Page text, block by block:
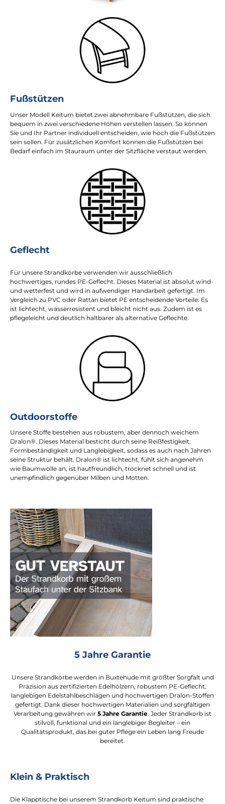
Fußstützen
Unser Modell Keitum bietet zwei abnehmbare Fußstützen, die sich
bequem in zwei verschiedene Höhen verstellen lassen. So können
Sie und Ihr Partner individuell entscheiden, wie hoch die Fußstützen
sein sollen. Für zusätzlichen Komfort können die Fußstützen bei
Bedarf einfach im Stauraum unter der Sitzfläche verstaut werden.
Geflecht
Für unsere Strandkörbe verwenden wir ausschließlich
hochwertiges, rundes PE-Geflecht. Dieses Material ist absolut wind-
und wetterfest und wird in aufwendiger Handarbeit gefertigt. Im
Vergleich zu PVC oder Rattan bietet PE entscheidende Vorteile: Es
ist lichtecht, wasserresistent und bleicht nicht aus. Zudem ist es
pflegeleicht und deutlich haltbarer als alternative Geflechte.
Outdoorstoffe
Unsere Stoffe bestehen aus robustem, aber dennoch weichem
Dralon®. Dieses Material besticht durch seine Reißfestigkeit,
Formbeständigkeit und Langlebigkeit, sodass es auch nach Jahren
seine Struktur behält. Dralon® ist lichtecht, fühlt sich angenehm
wie Baumwolle an, ist hautfreundlich, trocknet schnell und ist
unempfindlich gegenüber Milben und Motten.
5 Jahre Garantie
Unsere Strandkörbe werden in Buxtehude mit größter Sorgfalt und
Präzision aus zertifizierten Edelhölzern, robustem PE-Geflecht,
langlebigen Edelstahlbeschlägen und hochwertigen Dralon-Stoffen
gefertigt. Dank dieser hochwertigen Materialien und sorgfältigen
Verarbeitung gewähren wir 5 Jahre Garantie. Jeder Strandkorb ist
stilvoll, funktional und ein langlebiger Begleiter – ein
Qualitätsprodukt, das bei guter Pflege ein Leben lang Freude
bereitet.
Klein & Praktisch
Die Klapptische bei unserem Strandkorb Keitum sind praktische